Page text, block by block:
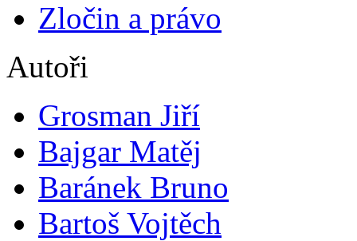
Zločin a právo
Autoři
Grosman Jiří
Bajgar Matěj
Baránek Bruno
Bartoš Vojtěch